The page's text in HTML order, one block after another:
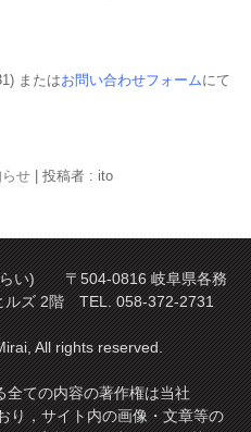
またはお問い合わせフォームにて
せ
投稿者 : ito
らい) 〒504-0816 岐阜県各務
ルズ 2階 TEL. 058-372-2731
All rights reserved.
全ての内容の著作権は当社
り，サイト内の画像・文章等の